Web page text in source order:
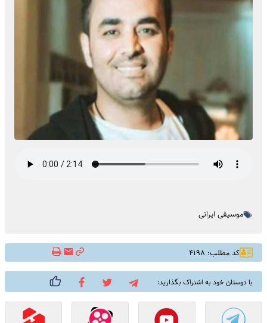
موسیقی ایرانی
کد مطلب: ۴۱۹۸
با دوستان خود به اشتراک بگذارید: